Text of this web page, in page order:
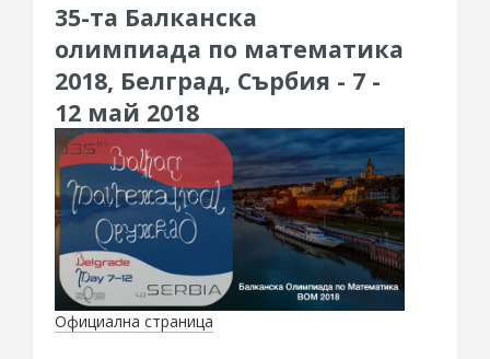
35-та Балканска
олимпиада по математика
2018, Белград, Сърбия - 7 -
12 май 2018
Официална страница